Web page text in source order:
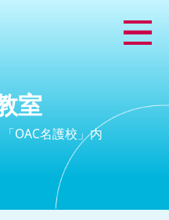
室
OAC名護校」内